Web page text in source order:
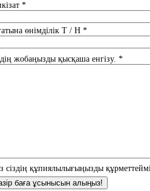
*
өнімділік T / H *
жобаңызды қысқаша енгізу. *
сіздің құпиялылығыңызды